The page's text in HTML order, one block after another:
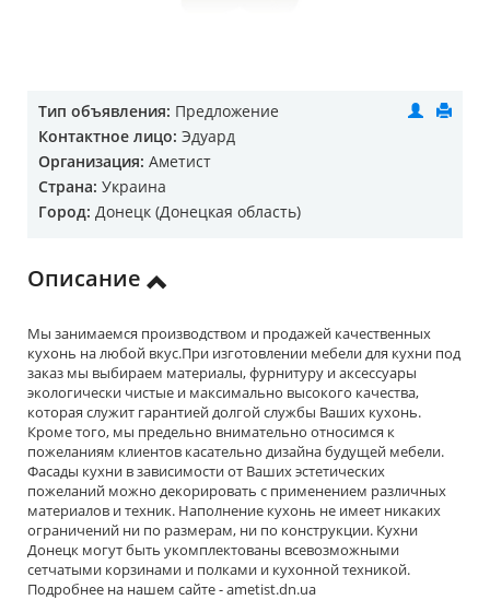
Тип объявления: Предложение
Контактное лицо: Эдуард
Организация: Аметист
Страна: Украина
Город: Донецк (Донецкая область)
Описание
Мы занимаемся производством и продажей качественных
кухонь на любой вкус.При изготовлении мебели для кухни под
заказ мы выбираем материалы, фурнитуру и аксессуары
экологически чистые и максимально высокого качества,
которaя служит гарантией долгой службы Ваших кухонь.
Кроме того, мы предельно внимательно относимся к
пожеланиям клиентов касательно дизайна будущей мебели.
Фасады кухни в зависимости от Ваших эстетических
пожеланий можно декорировать с применением различных
материалов и техник. Наполнение кухонь не имеет никаких
ограничений ни по размерам, ни по конструкции. Кухни
Донецк могут быть укомплектованы всевозможными
сетчатыми корзинами и полками и кухонной техникой.
Подробнее на нашем сайте - ametist.dn.ua